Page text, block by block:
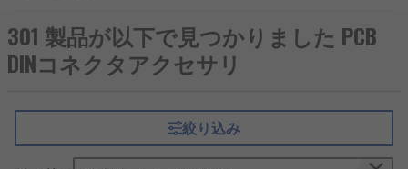
PCB DINコネクタアクセサリは、バックプレーンを
構成するすべてのコンポーネント及び追加部品で
す。バックプレーンは、並列してコンピュータバス
成される装置です。各コネクタピンは、その他のす
べてのコネクタの対応するピンに接続されます。通
常、複数の基板を接続するために使用されます。
301 製品が以下で見つかりました PCB
DINコネクタアクセサリ
絞り込み